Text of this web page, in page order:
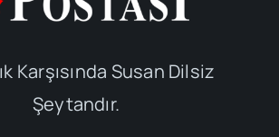
Karşısında Susan Dilsiz
Şeytandır.